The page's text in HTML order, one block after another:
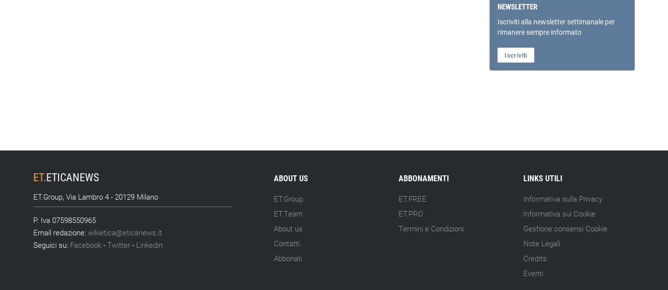
NEWSLETTER
Iscriviti alla newsletter settimanale per
rimanere sempre informato
Iscriviti
ET.ETICANEWS
ET.Group, Via Lambro 4 - 20129 Milano
P. Iva 07598550965
Email redazione:wikietica@eticanews.it
Seguici su: Facebook -Twitter - Linkedin
ABOUT US
ET.Group
ET.Team
About us
Contatti
Abbonati
ABBONAMENTI
ET.FREE
ET.PRO
Termini e Condizioni
LINKS UTILI
Informativa sulla Privacy
Informativa sui Cookie
Gestione consensi Cookie
Note Legali
Credits
Eventi